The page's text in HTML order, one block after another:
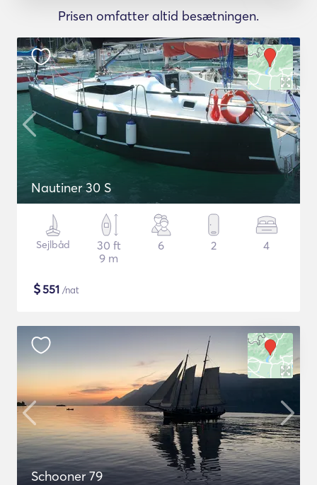
Prisen omfatter altid besætningen.
Nautiner 30 S
Sejlbåd
30 ft
9 m
6 2 4
$551 /nat
Schooner 79